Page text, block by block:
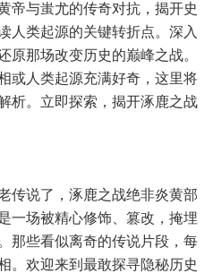
帝与蚩尤的传奇对抗，揭开史
人类起源的关键转折点。深入
原那场改变历史的巅峰之战。
或人类起源充满好奇，这里将
析。立即探索，揭开涿鹿之战
传说了，涿鹿之战绝非炎黄部
一场被精心修饰、篡改，掩埋
那些看似离奇的传说片段，每
。欢迎来到最敢探寻隐秘历史